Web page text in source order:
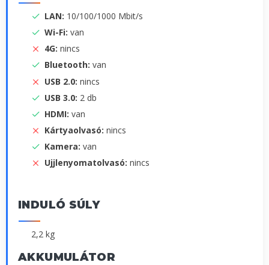
LAN: 10/100/1000 Mbit/s
Wi-Fi: van
4G: nincs
Bluetooth: van
USB 2.0: nincs
USB 3.0: 2 db
HDMI: van
Kártyaolvasó: nincs
Kamera: van
Ujjlenyomatolvasó: nincs
INDULÓ SÚLY
2,2 kg
AKKUMULÁTOR